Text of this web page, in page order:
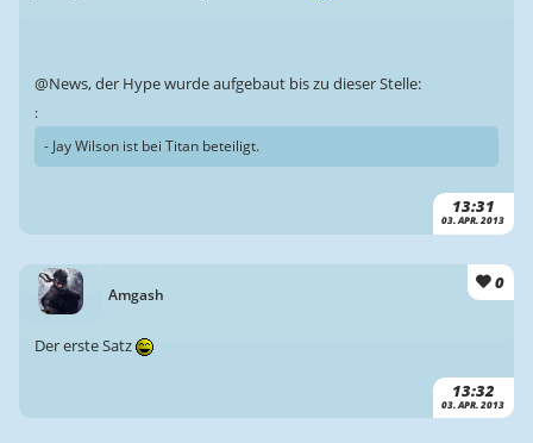
13:31
03. APR. 2013
@News, der Hype wurde aufgebaut bis zu dieser Stelle:
:
- Jay Wilson ist bei Titan beteiligt.
Amgash
0
13:32
03. APR. 2013
Der erste Satz